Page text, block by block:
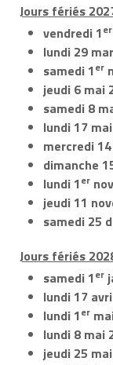
Jours fériés
vendredi 1er
lundi 29
samedi 1er
jeudi 6 mai
samedi 8
lundi 17
mercredi
dimanche
lundi 1er
jeudi 11
samedi 25
Jours fériés
samedi 1er
lundi 17
lundi 1er
lundi 8 mai
jeudi 25